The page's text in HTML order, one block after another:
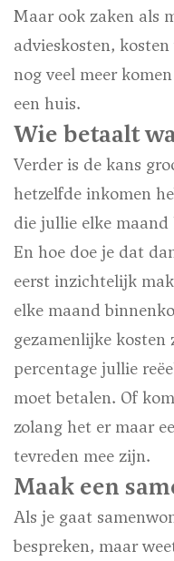
Maar ook zaken als
advieskosten,
nog veel meer
een huis.
Wie betaalt
Verder is de kans
hetzelfde inkomen
die jullie elke maand
En hoe doe je dat
eerst inzichtelijk
elke maand
gezamenlijke
percentage jullie
moet betalen. Of
zolang het er maar
tevreden mee zijn.
Maak een
Als je gaat
bespreken, maar